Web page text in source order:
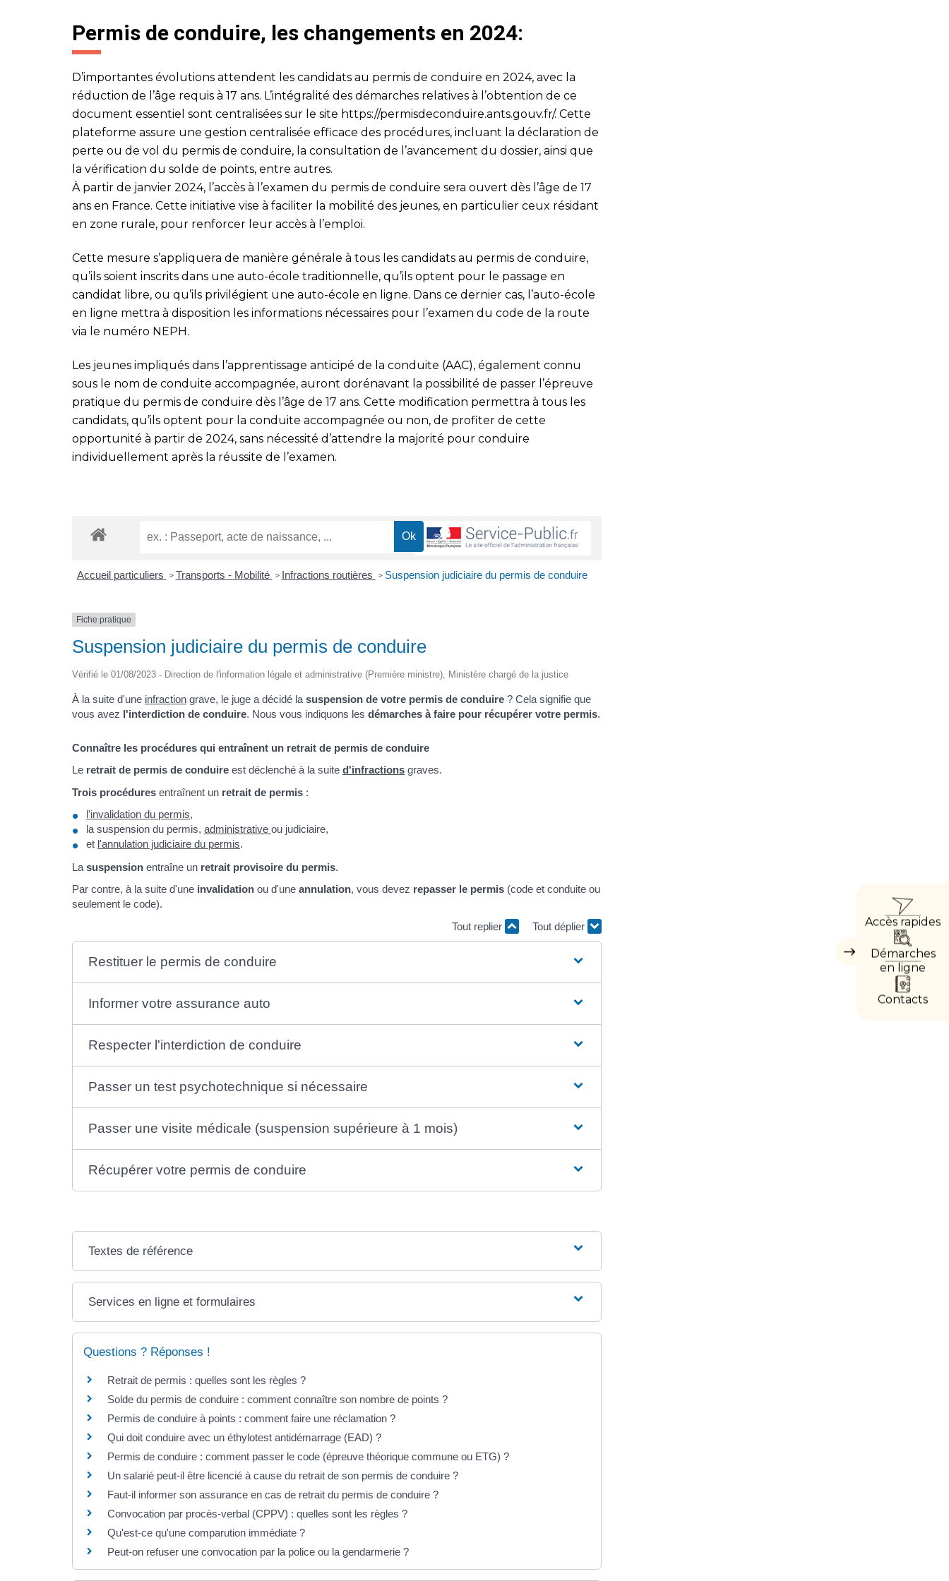
Masquer
Accès rapides
Démarches
en ligne
Contacts
Permis de conduire, les changements en 2024:
D’importantes évolutions attendent les candidats au permis de conduire en 2024, avec la
réduction de l’âge requis à 17 ans. L’intégralité des démarches relatives à l’obtention de ce
document essentiel sont centralisées sur le site https://permisdeconduire.ants.gouv.fr/. Cette
plateforme assure une gestion centralisée efficace des procédures, incluant la déclaration de
perte ou de vol du permis de conduire, la consultation de l’avancement du dossier, ainsi que
la vérification du solde de points, entre autres.
À partir de janvier 2024, l’accès à l’examen du permis de conduire sera ouvert dès l’âge de 17
ans en France. Cette initiative vise à faciliter la mobilité des jeunes, en particulier ceux résidant
en zone rurale, pour renforcer leur accès à l’emploi.
Cette mesure s’appliquera de manière générale à tous les candidats au permis de conduire,
qu’ils soient inscrits dans une auto-école traditionnelle, qu’ils optent pour le passage en
candidat libre, ou qu’ils privilégient une auto-école en ligne. Dans ce dernier cas, l’auto-école
en ligne mettra à disposition les informations nécessaires pour l’examen du code de la route
via le numéro NEPH.
Les jeunes impliqués dans l’apprentissage anticipé de la conduite (AAC), également connu
sous le nom de conduite accompagnée, auront dorénavant la possibilité de passer l’épreuve
pratique du permis de conduire dès l’âge de 17 ans. Cette modification permettra à tous les
candidats, qu’ils optent pour la conduite accompagnée ou non, de profiter de cette
opportunité à partir de 2024, sans nécessité d’attendre la majorité pour conduire
individuellement après la réussite de l’examen.
Accueil particuliers > Transports - Mobilité > Infractions routières > Suspension judiciaire du permis de conduire
Fiche pratique
Suspension judiciaire du permis de conduire
Vérifié le 01/08/2023 - Direction de l'information légale et administrative (Première ministre), Ministère chargé de la justice
À la suite d'une infraction grave, le juge a décidé la suspension de votre permis de conduire ? Cela signifie que
vous avez l'interdiction de conduire. Nous vous indiquons les démarches à faire pour récupérer votre permis.
Connaître les procédures qui entraînent un retrait de permis de conduire
Le retrait de permis de conduire est déclenché à la suite d'infractions graves.
Trois procédures entraînent un retrait de permis :
l'invalidation du permis,
la suspension du permis, administrative ou judiciaire,
et l'annulation judiciaire du permis.
La suspension entraîne un retrait provisoire du permis.
Par contre, à la suite d'une invalidation ou d'une annulation, vous devez repasser le permis (code et conduite ou
seulement le code).
Tout replier
Tout déplier
Restituer le permis de conduire
Informer votre assurance auto
Respecter l'interdiction de conduire
Passer un test psychotechnique si nécessaire
Passer une visite médicale (suspension supérieure à 1 mois)
Récupérer votre permis de conduire
Textes de référence
Services en ligne et formulaires
Questions ? Réponses !
Retrait de permis : quelles sont les règles ?
Solde du permis de conduire : comment connaître son nombre de points ?
Permis de conduire à points : comment faire une réclamation ?
Qui doit conduire avec un éthylotest antidémarrage (EAD) ?
Permis de conduire : comment passer le code (épreuve théorique commune ou ETG) ?
Un salarié peut-il être licencié à cause du retrait de son permis de conduire ?
Faut-il informer son assurance en cas de retrait du permis de conduire ?
Convocation par procès-verbal (CPPV) : quelles sont les règles ?
Qu'est-ce qu'une comparution immédiate ?
Peut-on refuser une convocation par la police ou la gendarmerie ?